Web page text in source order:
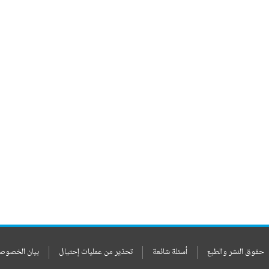
حقوق النشر والطبع أسئلة شائعة تحذير من عمليات إحتيال بيان